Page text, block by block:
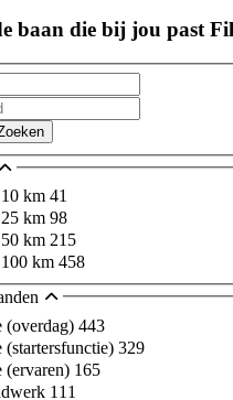
baan die bij jou past
km 41
km 98
km 215
km 458
(overdag) 443
(startersfunctie) 329
(ervaren) 165
111